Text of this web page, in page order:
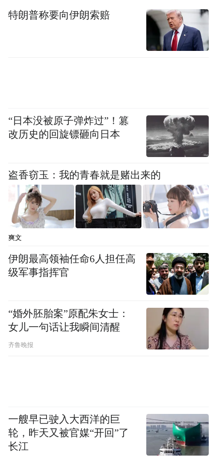
特朗普称要向伊朗索赔
“日本没被原子弹炸过”！篡
改历史的回旋镖砸向日本
盗香窃玉：我的青春就是赌出来的
爽文
伊朗最高领袖任命6人担任高
级军事指挥官
“婚外胚胎案”原配朱女士：
女儿一句话让我瞬间清醒
齐鲁晚报
一艘早已驶入大西洋的巨
轮，昨天又被官媒“开回”了
长江